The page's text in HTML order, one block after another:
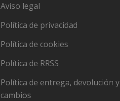
Aviso legal
Política de privacidad
Política de cookies
Política de RRSS
Política de entrega, devolución y
cambios